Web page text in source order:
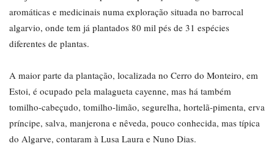
aromáticas e medicinais numa exploração situada no barrocal
algarvio, onde tem já plantados 80 mil pés de 31 espécies
diferentes de plantas.
A maior parte da plantação, localizada no Cerro do Monteiro, em
Estoi, é ocupado pela malagueta cayenne, mas há também
tomilho-cabeçudo, tomilho-limão, segurelha, hortelã-pimenta, erva
príncipe, salva, manjerona e nêveda, pouco conhecida, mas típica
do Algarve, contaram à Lusa Laura e Nuno Dias.